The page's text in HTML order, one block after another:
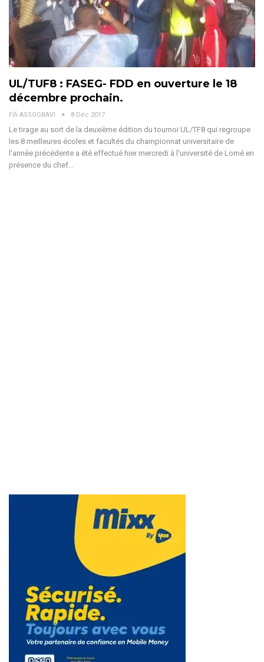
UL/TUF8 : FASEG- FDD en ouverture le 18
décembre prochain.
Fifi ASSOGBAVI 8 Déc 2017
Le tirage au sort de la deuxième édition du tournoi UL/TF8 qui regroupe
les 8 meilleures écoles et facultés du championnat universitaire de
l'année précédente a été effectué hier mercredi à l'université de Lomé en
présence du chef…